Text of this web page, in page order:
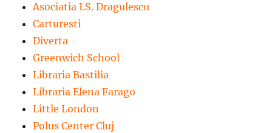
Asociatia I.S. Dragulescu
Carturesti
Diverta
Greenwich School
Libraria Bastilia
Libraria Elena Farago
Little London
Polus Center Cluj